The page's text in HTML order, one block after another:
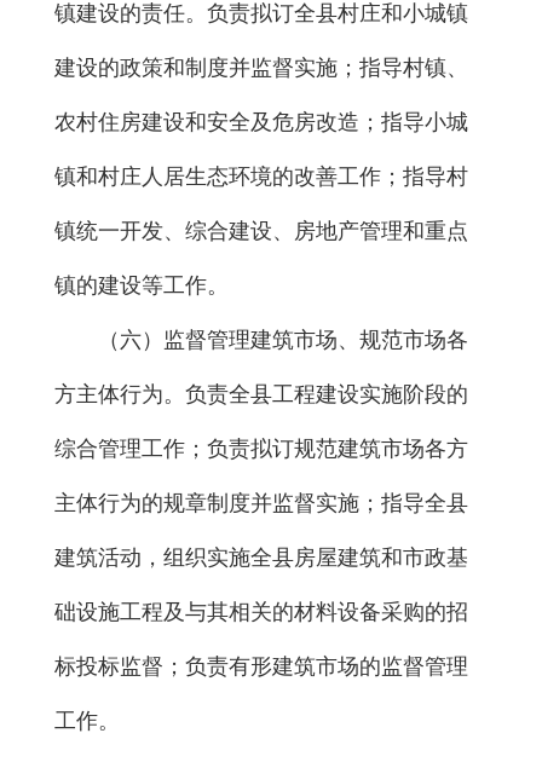
镇建设的责任。负责拟订全县村庄和小城镇
建设的政策和制度并监督实施；指导村镇、
农村住房建设和安全及危房改造；指导小城
镇和村庄人居生态环境的改善工作；指导村
镇统一开发、综合建设、房地产管理和重点
镇的建设等工作。
（六）监督管理建筑市场、规范市场各
方主体行为。负责全县工程建设实施阶段的
综合管理工作；负责拟订规范建筑市场各方
主体行为的规章制度并监督实施；指导全县
建筑活动，组织实施全县房屋建筑和市政基
础设施工程及与其相关的材料设备采购的招
标投标监督；负责有形建筑市场的监督管理
工作。